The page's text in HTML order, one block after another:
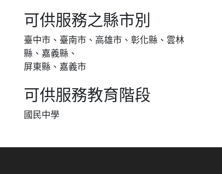
可供服務之縣市別
臺中市、臺南市、高雄市、彰化縣、雲林
縣、嘉義縣、
屏東縣、嘉義市
可供服務教育階段
國民中學